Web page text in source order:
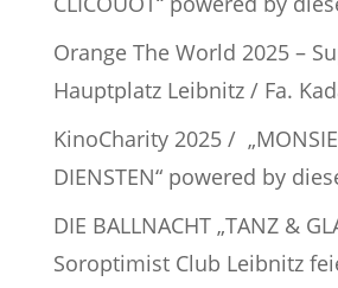
Orange The World 2025 –
Hauptplatz Leibnitz / Fa.
KinoCharity 2025 /
DIENSTEN“ powered by
DIE BALLNACHT „TANZ &
Soroptimist Club Leibnitz